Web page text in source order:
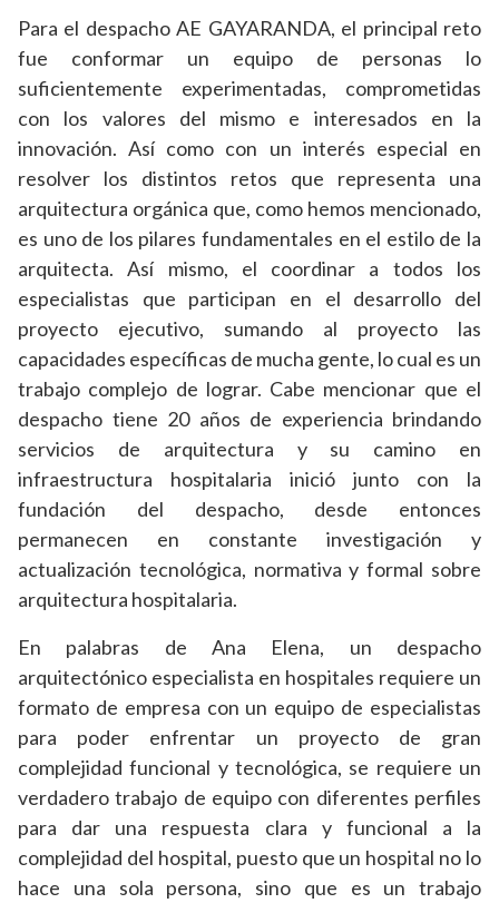
Para el despacho AE GAYARANDA, el principal reto
fue conformar un equipo de personas lo
suficientemente experimentadas, comprometidas
con los valores del mismo e interesados en la
innovación. Así como con un interés especial en
resolver los distintos retos que representa una
arquitectura orgánica que, como hemos mencionado,
es uno de los pilares fundamentales en el estilo de la
arquitecta. Así mismo, el coordinar a todos los
especialistas que participan en el desarrollo del
proyecto ejecutivo, sumando al proyecto las
capacidades específicas de mucha gente, lo cual es un
trabajo complejo de lograr. Cabe mencionar que el
despacho tiene 20 años de experiencia brindando
servicios de arquitectura y su camino en
infraestructura hospitalaria inició junto con la
fundación del despacho, desde entonces
permanecen en constante investigación y
actualización tecnológica, normativa y formal sobre
arquitectura hospitalaria.
En palabras de Ana Elena, un despacho
arquitectónico especialista en hospitales requiere un
formato de empresa con un equipo de especialistas
para poder enfrentar un proyecto de gran
complejidad funcional y tecnológica, se requiere un
verdadero trabajo de equipo con diferentes perfiles
para dar una respuesta clara y funcional a la
complejidad del hospital, puesto que un hospital no lo
hace una sola persona, sino que es un trabajo